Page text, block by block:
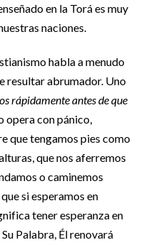
en la Torá es muy
naciones.
habla a menudo
resultar abrumador. Uno
rápidamente antes de que
opera con pánico,
que tengamos pies como
que nos aferremos
o caminemos
si esperamos en
tener esperanza en
Palabra, Él renovará